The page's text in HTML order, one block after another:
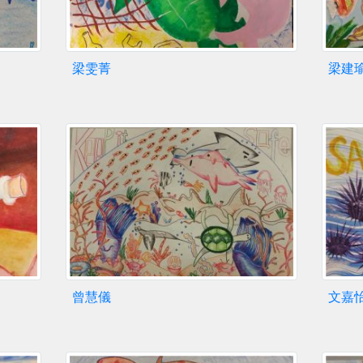
梁雯菁 梁建
曾慧儀 文嘉